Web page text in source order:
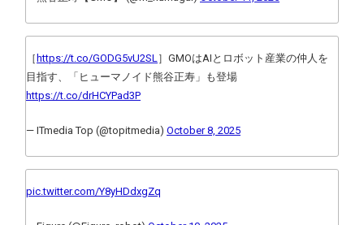
［ https://t.co/GODG5vU2SL ］GMOはAIとロボット産業の仲人を
目指す、「ヒューマノイド熊谷正寿」も登場
https://t.co/drHCYPad3P
— ITmedia Top (@topitmedia) October 8, 2025
pic.twitter.com/Y8yHDdxgZq